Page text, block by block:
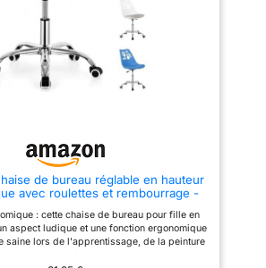
de
le
doux
monter
afin
de son
s'adapter aux courbes de votre
corps et vous apporter un
confort total. Si vous devez
rester assis longtemps au
travail, le chaise ergonomique
naspaluro est le bon choix pour
assise la plus confortable et
vous concentrer sur votre
le bureau, l'étude ou le jeu, que
vous soyez ingénieur, maître de
jeu ou service clientèle, tant que
de bureau réglable en hauteur
avec roulettes et rembourrage -
Pour enfants dès 6 ans
: cette chaise de bureau pour fille en
aspect ludique et une fonction ergonomique
saine lors de l'apprentissage, de la peinture